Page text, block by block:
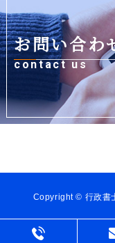
お問い合わ
contact us
Copyright © 行政書